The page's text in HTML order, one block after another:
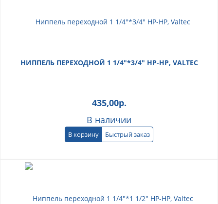
НИППЕЛЬ ПЕРЕХОДНОЙ 1 1/4"*3/4" НР-НР, VALTEC
435,00р.
В наличии
В корзину Быстрый заказ